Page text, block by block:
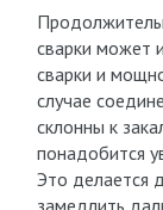
сварки может
сварки и
случае
склонны к
понадобится
Это делается
замедлить